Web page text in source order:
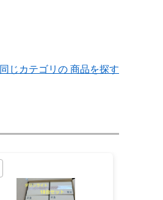
同じカテゴリの 商品を探す